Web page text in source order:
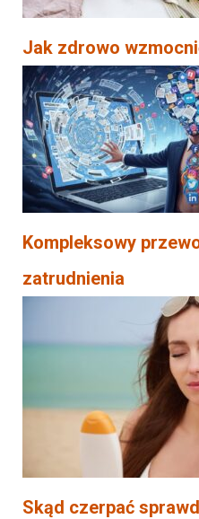
Jak zdrowo
Kompleksowy
zatrudnienia
Skąd czerpać